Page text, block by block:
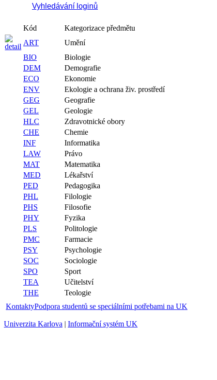
Vyhledávání loginů
Kód
Kategorizace předmětu
ART
Umění
BIO
Biologie
DEM
Demografie
ECO
Ekonomie
ENV
Ekologie a ochrana živ. prostředí
GEG
Geografie
GEL
Geologie
HLC
Zdravotnické obory
CHE
Chemie
INF
Informatika
LAW
Právo
MAT
Matematika
MED
Lékařství
PED
Pedagogika
PHL
Filologie
PHS
Filosofie
PHY
Fyzika
PLS
Politologie
PMC
Farmacie
PSY
Psychologie
SOC
Sociologie
SPO
Sport
TEA
Učitelství
THE
Teologie
KontaktyPodpora studentů se speciálními potřebami na UK
Univerzita Karlova | Informační systém UK